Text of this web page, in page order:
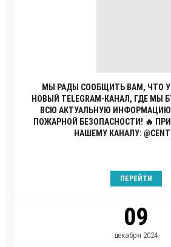
МЫ РАДЫ СООБЩИТЬ ВАМ, ЧТО У
НОВЫЙ TELEGRAM-КАНАЛ, ГДЕ МЫ
ВСЮ АКТУАЛЬНУЮ
ПОЖАРНОЙ БЕЗОПАСНОСТИ! 🔥
НАШЕМУ КАНАЛУ:
ПЕРЕЙТИ
09
декабря 2024